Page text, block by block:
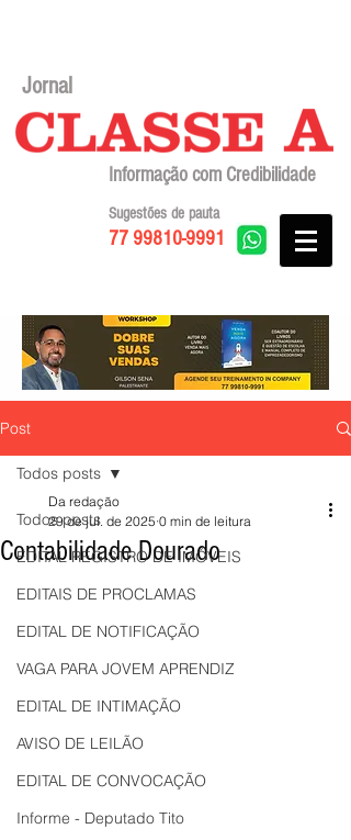
Jornal
Informação com Credibilidade
77 99810-9991
Sugestões de pauta
Post
Todos posts
EDITAL REGISTRO DE IMÓVEIS
EDITAIS DE PROCLAMAS
EDITAL DE NOTIFICAÇÃO
VAGA PARA JOVEM APRENDIZ
EDITAL DE INTIMAÇÃO
AVISO DE LEILÃO
EDITAL DE CONVOCAÇÃO
Informe - Deputado Tito
Todos posts
Contabilidade Dourado
Da redação
29 de jul. de 2025 0 min de leitura